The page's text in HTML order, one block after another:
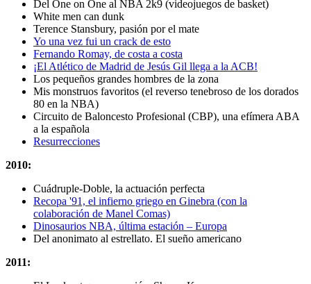
Del One on One al NBA 2k9 (videojuegos de basket)
White men can dunk
Terence Stansbury, pasión por el mate
Yo una vez fui un crack de esto
Fernando Romay, de costa a costa
¡El Atlético de Madrid de Jesús Gil llega a la ACB!
Los pequeños grandes hombres de la zona
Mis monstruos favoritos (el reverso tenebroso de los dorados
80 en la NBA)
Circuito de Baloncesto Profesional (CBP), una efímera ABA
a la española
Resurrecciones
2010:
Cuádruple-Doble, la actuación perfecta
Recopa '91, el infierno griego en Ginebra (con la
colaboración de Manel Comas)
Dinosaurios NBA, última estación – Europa
Del anonimato al estrellato. El sueño americano
2011: